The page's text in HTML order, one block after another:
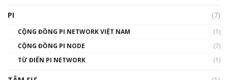
Talkshow 14: MemeCoin – Trò đùa tỷ đô
01:29:26
PI (7)
CỘNG ĐỒNG PI NETWORK VIỆT NAM
(1)
CỘNG ĐỒNG PI NODE
(7)
TỪ ĐIỂN PI NETWORK
(1)